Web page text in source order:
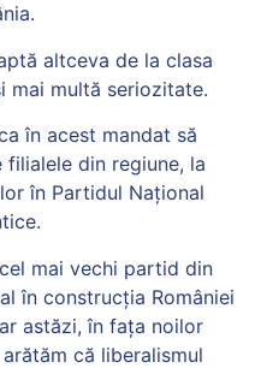
altceva de la clasa
mai multă seriozitate.
în acest mandat să
din regiune, la
în Partidul Național
mai vechi partid din
în construcția României
astăzi, în fața noilor
că liberalismul